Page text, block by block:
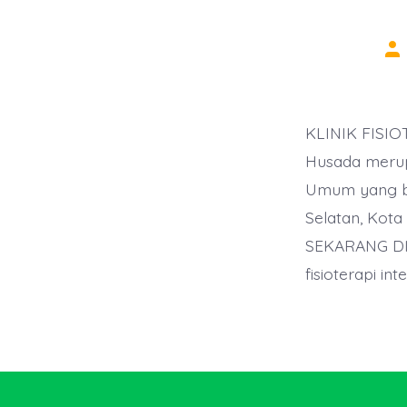
Post
KLINIK
Husada
Umum yang
Selatan, Kota
SEKARANG
fisioterapi